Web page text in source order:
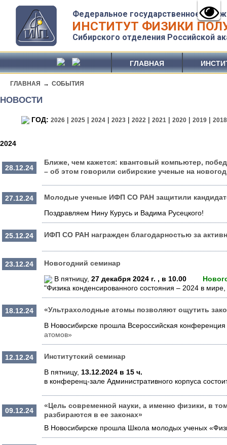
Федеральное государственное
ИНСТИТУТ ФИЗИКИ
Сибирского отделения Российской
ГЛАВНАЯ
ГЛАВНАЯ → СОБЫТИЯ
НОВОСТИ
ГОД: 2026 |2025 |2024 |2023 |2022 |2021 |2020 |2019 |2018
2024
28.12.24
Ближе, чем кажется: квантовый компьютер,
– об этом говорили сибирские ученые на
27.12.24
Молодые ученые ИФП СО РАН защитили
Поздравляем Нину Курусь и Вадима Русецкого!
25.12.24 ИФП СО РАН награжден благодарностью за
23.12.24
Новогодний семинар
В пятницу, 27 декабря 2024 г. , в 10.00
"Физика конденсированного состояния – 2024 в
18.12.24
«Ультрахолодные атомы позволяют ощутить
В Новосибирске прошла Всероссийская
атомов»
12.12.24
Институтский семинар
В пятницу, 13.12.2024 в 15 ч.
в конференц-зале Административного корпуса
09.12.24
«Цель современной науки, а именно физики, в
разбираются в ее законах»
В Новосибирске прошла Школа молодых ученых